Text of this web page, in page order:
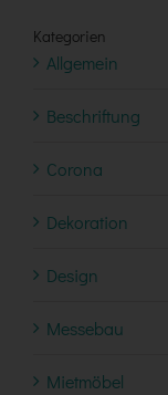
Kategorien
Allgemein
Beschriftung
Corona
Dekoration
Design
Messebau
Mietmöbel